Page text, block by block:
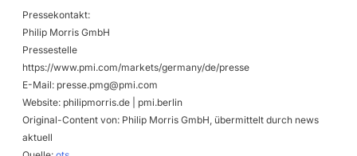
Pressekontakt:
Philip Morris GmbH
Pressestelle
https://www.pmi.com/markets/germany/de/presse
E-Mail: presse.pmg@pmi.com
Website: philipmorris.de | pmi.berlin
Original-Content von: Philip Morris GmbH, übermittelt durch news
aktuell